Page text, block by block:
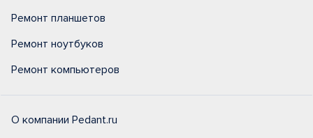
Ремонт планшетов
Ремонт ноутбуков
Ремонт компьютеров
О компании Pedant.ru